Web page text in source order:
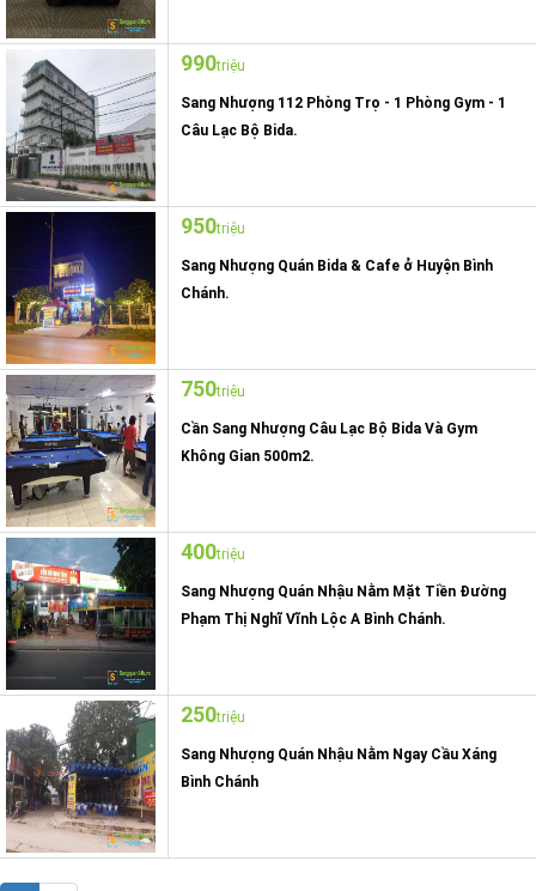
990triệu
Sang Nhượng 112 Phòng Trọ - 1 Phòng Gym - 1
Câu Lạc Bộ Bida.
950triệu
Sang Nhượng Quán Bida & Cafe ở Huyện Bình
Chánh.
750triệu
Cần Sang Nhượng Câu Lạc Bộ Bida Và Gym
Không Gian 500m2.
400triệu
Sang Nhượng Quán Nhậu Nằm Mặt Tiền Đường
Phạm Thị Nghĩ Vĩnh Lộc A Bình Chánh.
250triệu
Sang Nhượng Quán Nhậu Nằm Ngay Cầu Xáng
Bình Chánh